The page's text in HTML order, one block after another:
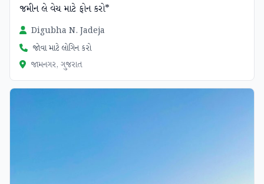
જમીન લે વેચ માટે ફોન કરો*
Digubha N. Jadeja
જોવા માટે લોગિન કરો
જામનગર, ગુજરાત